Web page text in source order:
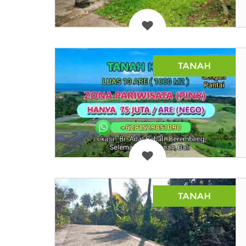
TANAH
TANAH